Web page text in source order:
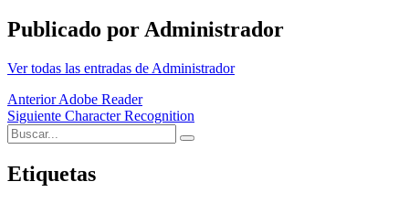
Publicado por Administrador
Ver todas las entradas de Administrador
Navegación
de
entradas
Anterior Adobe Reader
Siguiente Character Recognition
Buscar:
Buscar
Etiquetas